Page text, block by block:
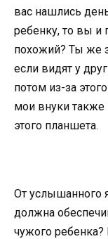
вас нашлись
ребенку, то вы и
похожий? Ты же
если видят у
потом из-за
мои внуки также
этого планшета.
От услышанного
должна
чужого ребенка?